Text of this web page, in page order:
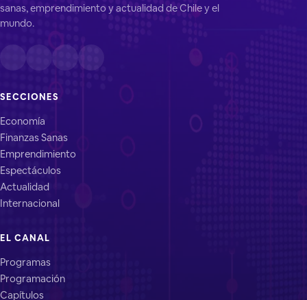
sanas, emprendimiento y actualidad de Chile y el
mundo.
SECCIONES
Economía
Finanzas Sanas
Emprendimiento
Espectáculos
Actualidad
Internacional
EL CANAL
Programas
Programación
Capítulos